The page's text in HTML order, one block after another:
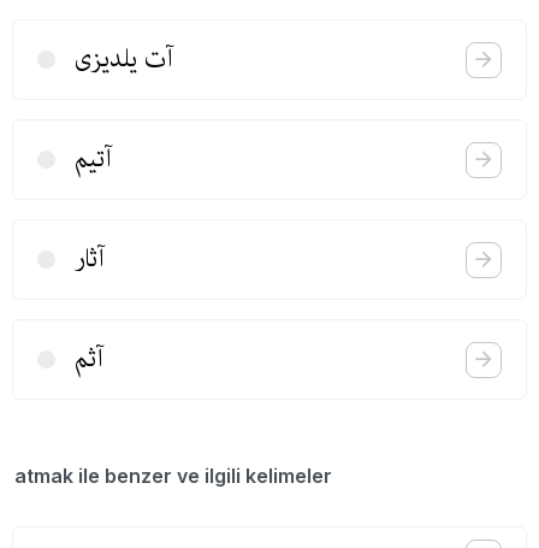
آت یلدیزی
آتیم
آثار
آثم
atmak ile benzer ve ilgili kelimeler